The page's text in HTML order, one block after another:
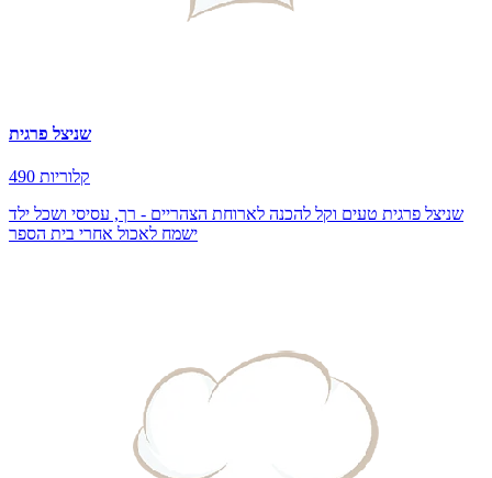
שניצל פרגית
490 קלוריות
שניצל פרגית טעים וקל להכנה לארוחת הצהריים - רך, עסיסי ושכל ילד
ישמח לאכול אחרי בית הספר